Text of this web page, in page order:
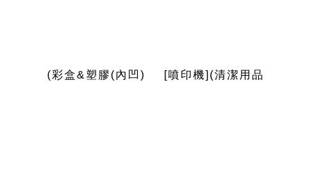
(彩盒&塑膠(內凹)
[噴印機](清潔用品